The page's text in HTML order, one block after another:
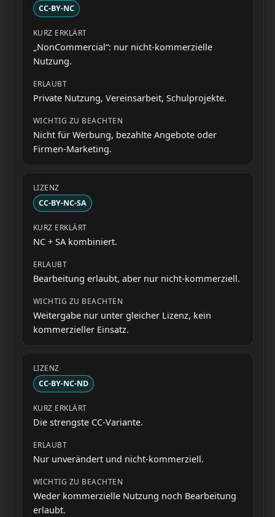
CC-BY-NC
„NonCommercial“: nur nicht-kommerzielle
Nutzung.
Private Nutzung, Vereinsarbeit, Schulprojekte.
Nicht für Werbung, bezahlte Angebote oder
Firmen-Marketing.
CC-BY-NC-SA
NC + SA kombiniert.
Bearbeitung erlaubt, aber nur nicht-kommerziell.
Weitergabe nur unter gleicher Lizenz, kein
kommerzieller Einsatz.
CC-BY-NC-ND
Die strengste CC-Variante.
Nur unverändert und nicht-kommerziell.
Weder kommerzielle Nutzung noch Bearbeitung
erlaubt.